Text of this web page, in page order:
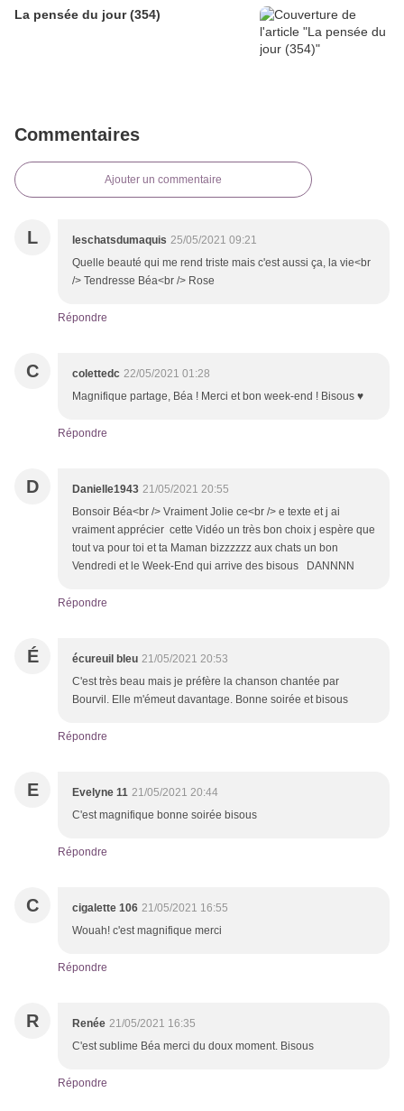
La pensée du jour (354)
Commentaires
Ajouter un commentaire
L leschatsdumaquis 25/05/2021 09:21
Quelle beauté qui me rend triste mais c'est aussi ça, la vie<br
/> Tendresse Béa<br /> Rose
Répondre
C colettedc 22/05/2021 01:28
Magnifique partage, Béa ! Merci et bon week-end ! Bisous ♥
Répondre
D Danielle1943 21/05/2021 20:55
Bonsoir Béa<br /> Vraiment Jolie ce<br /> e texte et j ai
vraiment apprécier cette Vidéo un très bon choix j espère que
tout va pour toi et ta Maman bizzzzzz aux chats un bon
Vendredi et le Week-End qui arrive des bisous DANNNN
Répondre
É écureuil bleu 21/05/2021 20:53
C'est très beau mais je préfère la chanson chantée par
Bourvil. Elle m'émeut davantage. Bonne soirée et bisous
Répondre
E Evelyne 11 21/05/2021 20:44
C'est magnifique bonne soirée bisous
Répondre
C cigalette 106 21/05/2021 16:55
Wouah! c'est magnifique merci
Répondre
R Renée 21/05/2021 16:35
C'est sublime Béa merci du doux moment. Bisous
Répondre